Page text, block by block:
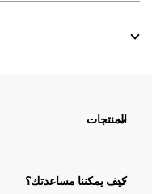
المنتجات
كيف يمكننا مساعدتك؟